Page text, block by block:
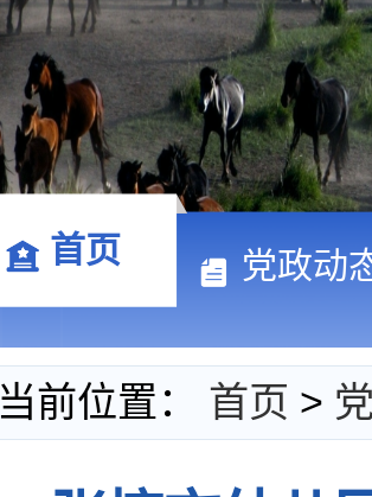
首页 党政动
当前位置： 首页 >